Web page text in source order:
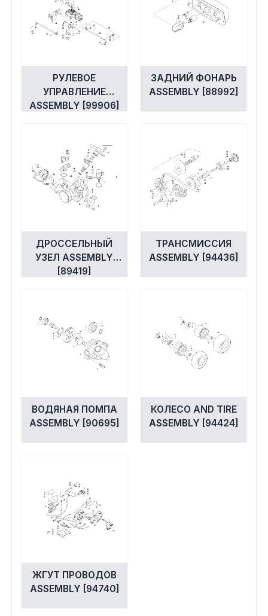
РУЛЕВОЕ
УПРАВЛЕНИЕ
ASSEMBLY [99906]
ЗАДНИЙ ФОНАРЬ
ASSEMBLY [88992]
ДРОССЕЛЬНЫЙ
УЗЕЛ ASSEMBLY
[89419]
ТРАНСМИССИЯ
ASSEMBLY [94436]
ВОДЯНАЯ ПОМПА
ASSEMBLY [90695]
КОЛЕСО AND TIRE
ASSEMBLY [94424]
ЖГУТ ПРОВОДОВ
ASSEMBLY [94740]